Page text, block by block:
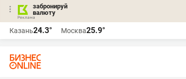
забронируй
валюту
Казань24.3° Москва25.9°